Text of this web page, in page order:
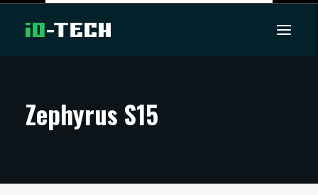
ARTIKKELIT
TECHBBS
Zephyrus S15